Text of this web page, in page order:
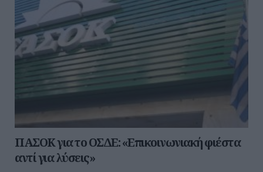
ΠΑΣΟΚ για το ΟΣΔΕ: «Επικοινωνιακή φιέστα
αντί για λύσεις»